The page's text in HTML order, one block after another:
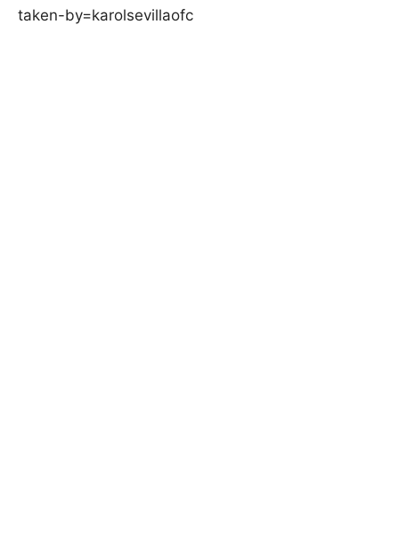
taken-by=karolsevillaofc